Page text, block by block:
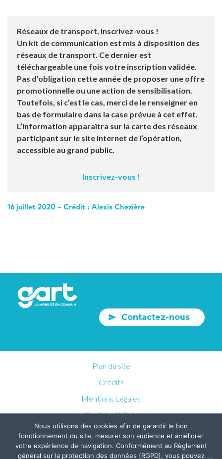
Réseaux de transport, inscrivez-vous !
Un kit de communication est mis à disposition des
réseaux de transport. Ce dernier est
téléchargeable une fois votre inscription validée.
Pas d’obligation cette année de proposer une offre
promotionnelle ou une action de sensibilisation.
Toutefois, si c’est le cas, merci de le renseigner en
bas de formulaire dans la case prévue à cet effet.
L’information apparaîtra sur la carte des réseaux
participant sur le site internet de l’opération,
accessible au grand public.
Inscrivez-vous !
16 juillet 2020 – Crédit : Alexis Chezière
Contactez-nous
Plan du site
Crédits
Mentions Légales
Confidentialités
Nous utilisons des cookies afin de garantir le bon
fonctionnement du site, mesurer son audience et améliorer
votre expérience de navigation. Conformément au Règlement
général sur la protection des données (RGPD), vous pouvez